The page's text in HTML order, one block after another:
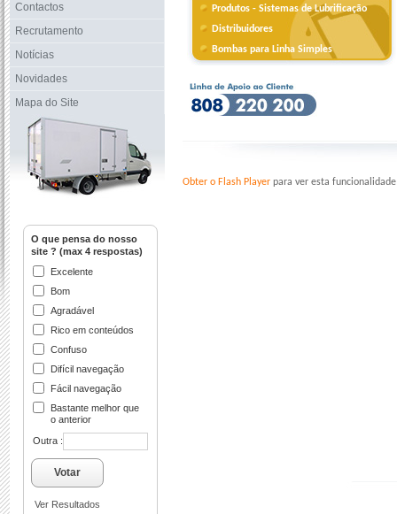
Contactos
Recrutamento
Notícias
Novidades
Mapa do Site
O que pensa do nosso
site ? (max 4 respostas)
Excelente
Bom
Agradável
Rico em conteúdos
Confuso
Difícil navegação
Fácil navegação
Bastante melhor que
o anterior
Outra :
Votar
Ver Resultados
Produtos - Sistemas de Lubrificação
Distribuidores
Bombas para Linha Simples
Obter o Flash Player para ver esta funcionalidade